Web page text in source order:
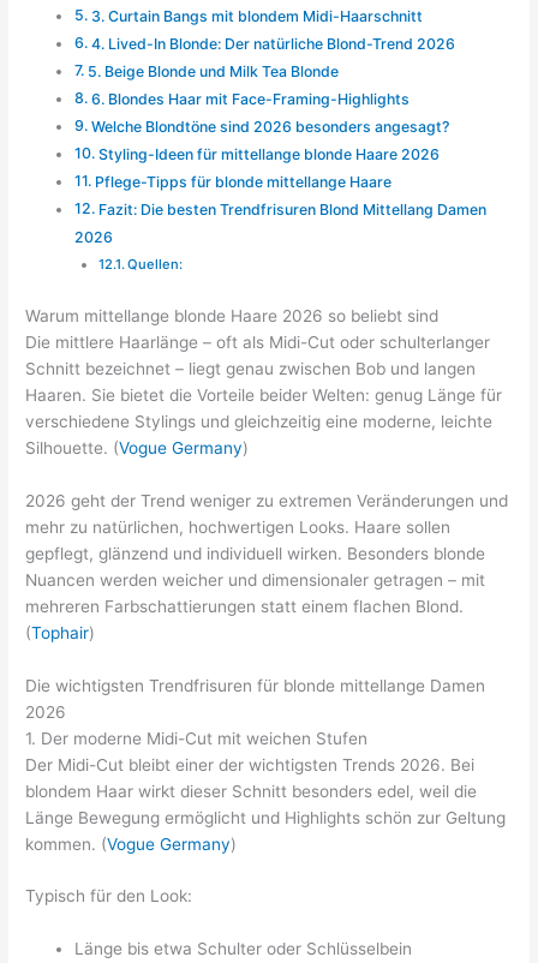
3. Curtain Bangs mit blondem Midi-Haarschnitt
4. Lived-In Blonde: Der natürliche Blond-Trend 2026
5. Beige Blonde und Milk Tea Blonde
6. Blondes Haar mit Face-Framing-Highlights
Welche Blondtöne sind 2026 besonders angesagt?
Styling-Ideen für mittellange blonde Haare 2026
Pflege-Tipps für blonde mittellange Haare
Fazit: Die besten Trendfrisuren Blond Mittellang Damen
2026
Quellen:
Warum mittellange blonde Haare 2026 so beliebt sind
Die mittlere Haarlänge – oft als Midi-Cut oder schulterlanger
Schnitt bezeichnet – liegt genau zwischen Bob und langen
Haaren. Sie bietet die Vorteile beider Welten: genug Länge für
verschiedene Stylings und gleichzeitig eine moderne, leichte
Silhouette. (Vogue Germany)
2026 geht der Trend weniger zu extremen Veränderungen und
mehr zu natürlichen, hochwertigen Looks. Haare sollen
gepflegt, glänzend und individuell wirken. Besonders blonde
Nuancen werden weicher und dimensionaler getragen – mit
mehreren Farbschattierungen statt einem flachen Blond.
(Tophair)
Die wichtigsten Trendfrisuren für blonde mittellange Damen
2026
1. Der moderne Midi-Cut mit weichen Stufen
Der Midi-Cut bleibt einer der wichtigsten Trends 2026. Bei
blondem Haar wirkt dieser Schnitt besonders edel, weil die
Länge Bewegung ermöglicht und Highlights schön zur Geltung
kommen. (Vogue Germany)
Typisch für den Look:
Länge bis etwa Schulter oder Schlüsselbein